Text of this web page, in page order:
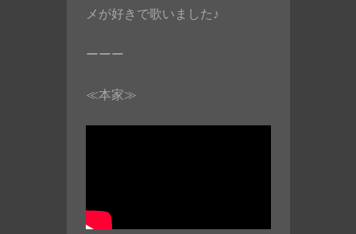
メが好きで歌いました♪
ーーー
≪本家≫